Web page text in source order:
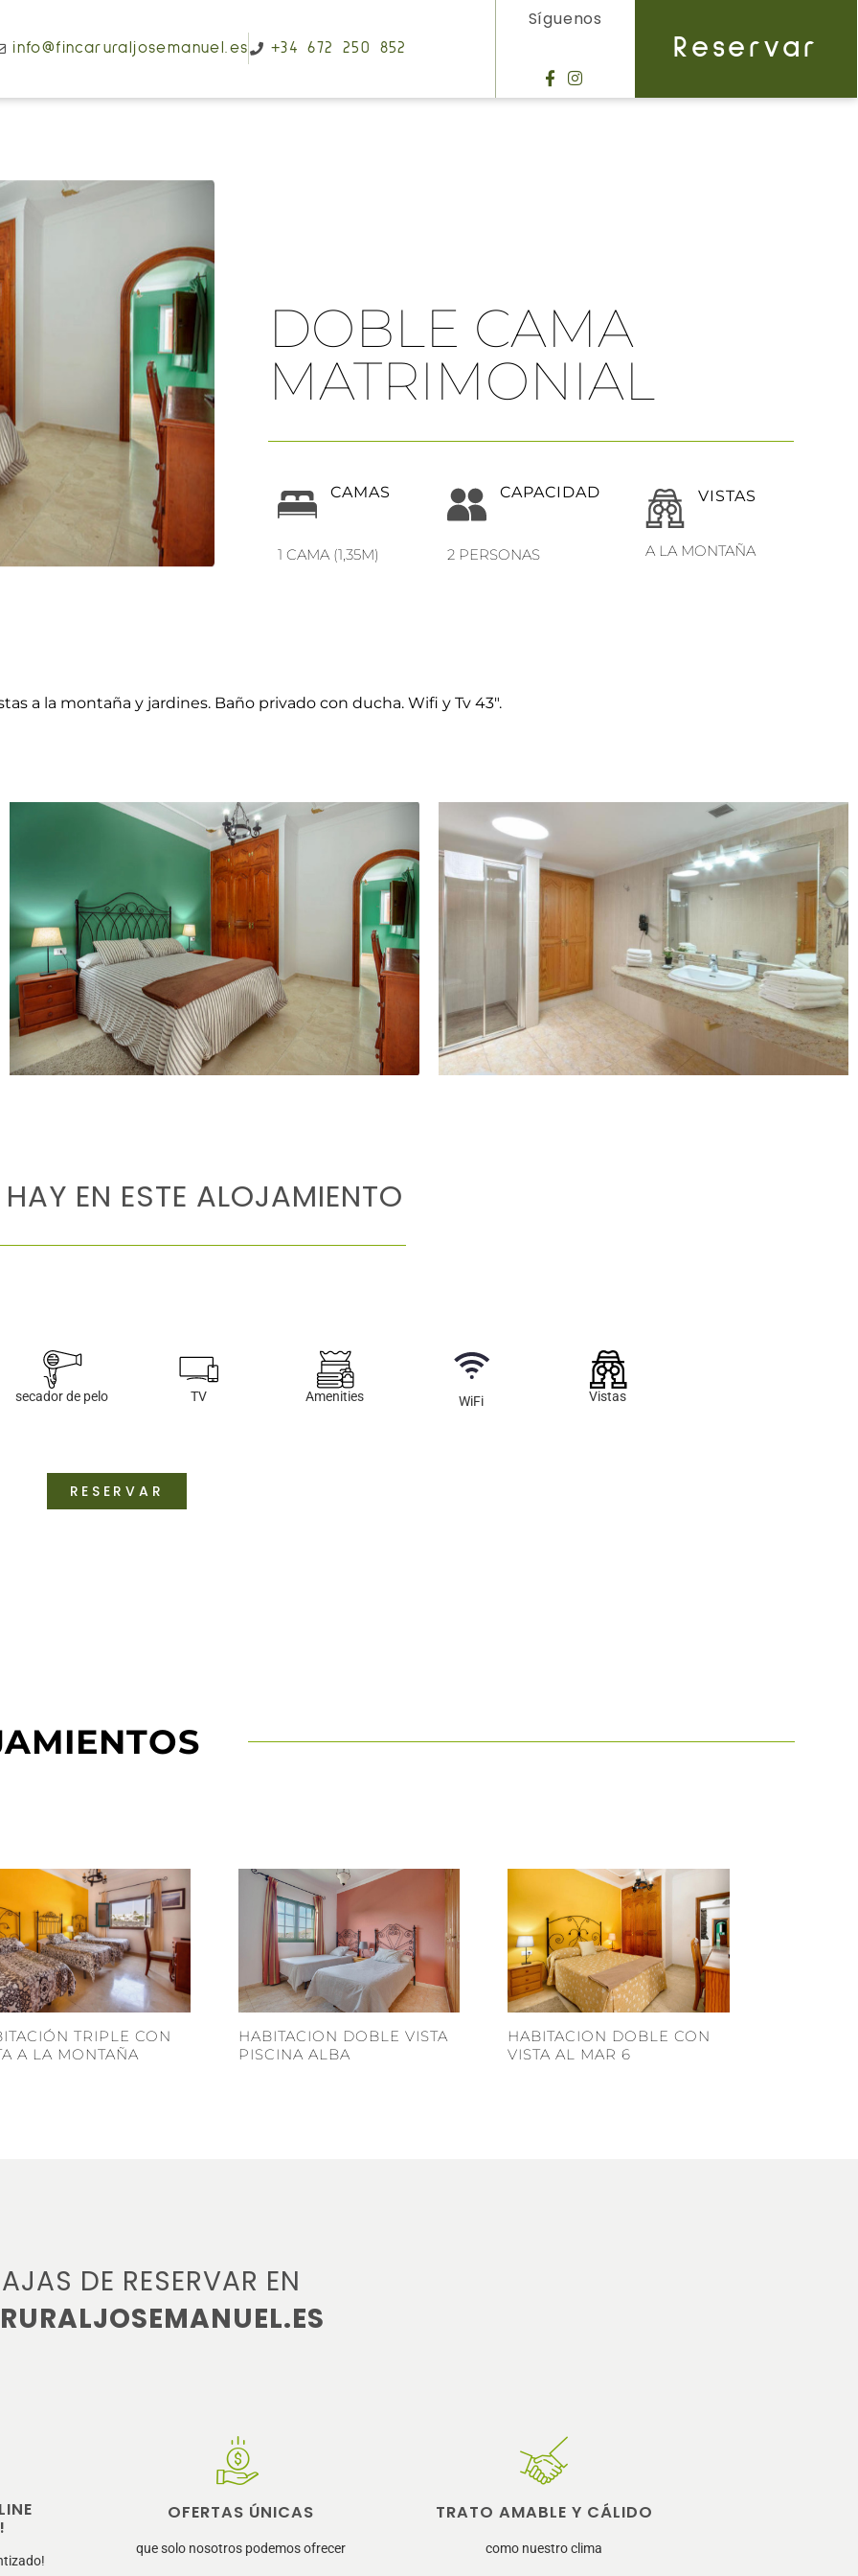
info@fincaruraljosemanuel.es +34 672 250 852
Síguenos
Reservar
DOBLE CAMA
MATRIMONIAL
CAMAS
1 CAMA (1,35M)
CAPACIDAD
2 PERSONAS
VISTAS
A LA MONTAÑA
a la montaña y jardines. Baño privado con ducha. Wifi y Tv 43″.
EN ESTE ALOJAMIENTO
secador de pelo TV Amenities WiFi Vistas
RESERVAR
TRIPLE CON
A LA MONTAÑA
HABITACION DOBLE VISTA
PISCINA ALBA
HABITACION DOBLE CON
VISTA AL MAR 6
DE RESERVAR EN
OFERTAS ÚNICAS
que solo nosotros podemos ofrecer
TRATO AMABLE Y CÁLIDO
como nuestro clima